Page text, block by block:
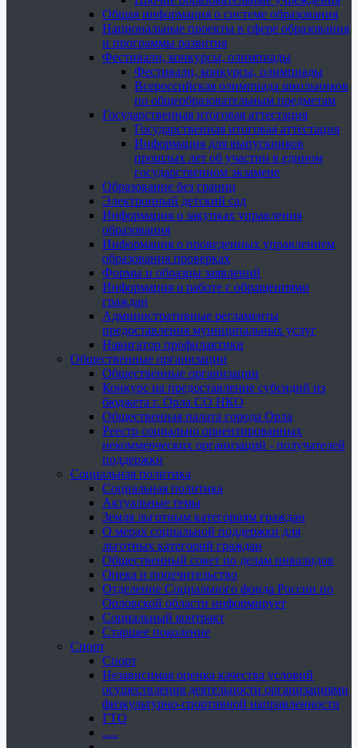
Общая информация о системе образования
Национальные проекты в сфере образования
и программы развития
Фестивали, конкурсы, олимпиады
Фестивали, конкурсы, олимпиады
Всероссийская олимпиада школьников
по общеобразовательным предметам
Государственная итоговая аттестация
Государственная итоговая аттестация
Информация для выпускников
прошлых лет об участии в едином
государственном экзамене
Образование без границ
Электронный детский сад
Информация о закупках управления
образования
Информация о проведенных управлением
образования проверках
Формы и образцы заявлений
Информация о работе с обращениями
граждан
Административные регламенты
предоставления муниципальных услуг
Навигатор профилактики
Общественные организации
Общественные организации
Конкурс на предоставление субсидий из
бюджета г. Орла СО НКО
Общественная палата города Орла
Реестр социально ориентированных
некоммерческих организаций - получателей
поддержки
Социальная политика
Социальная политика
Актуальные темы
Земля льготным категориям граждан
О мерах социальной поддержки для
льготных категорий граждан
Общественный совет по делам инвалидов
Опека и попечительство
Отделение Социального фонда России по
Орловской области информирует
Социальный контракт
Старшее поколение
Спорт
Спорт
Независимая оценка качества условий
осуществления деятельности организациями
физкультурно-спортивной направленности
ГТО
.....